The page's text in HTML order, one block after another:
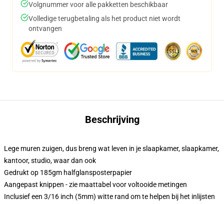
Volgnummer voor alle pakketten beschikbaar
Volledige terugbetaling als het product niet wordt
ontvangen
Beschrijving
Lege muren zuigen, dus breng wat leven in je slaapkamer, slaapkamer,
kantoor, studio, waar dan ook
Gedrukt op 185gm halfglansposterpapier
Aangepast knippen - zie maattabel voor voltooide metingen
Inclusief een 3/16 inch (5mm) witte rand om te helpen bij het inlijsten